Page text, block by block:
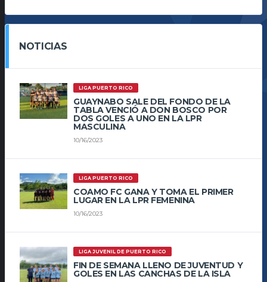
NOTICIAS
LIGA PUERTO RICO
GUAYNABO SALE DEL FONDO DE LA
TABLA VENCIÓ A DON BOSCO POR
DOS GOLES A UNO EN LA LPR
MASCULINA
10/16/2023
LIGA PUERTO RICO
COAMO FC GANA Y TOMA EL PRIMER
LUGAR EN LA LPR FEMENINA
10/16/2023
LIGA JUVENIL DE PUERTO RICO
FIN DE SEMANA LLENO DE JUVENTUD Y
GOLES EN LAS CANCHAS DE LA ISLA